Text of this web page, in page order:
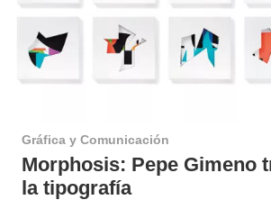
Gráfica y Comunicación
Morphosis: Pepe Gimeno
la tipografía